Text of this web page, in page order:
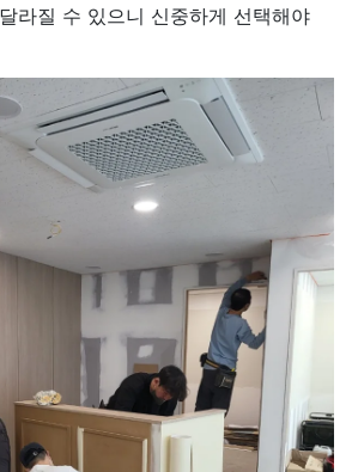
라질 수 있으니 신중하게 선택해야